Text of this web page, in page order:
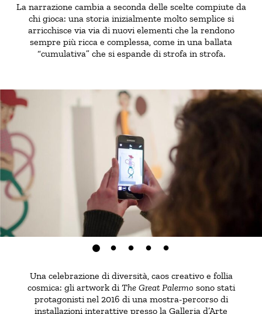
La narrazione cambia a seconda delle scelte compiute da
chi gioca: una storia inizialmente molto semplice si
arricchisce via via di nuovi elementi che la rendono
sempre più ricca e complessa, come in una ballata
“cumulativa” che si espande di strofa in strofa.
Una celebrazione di diversità, caos creativo e follia
cosmica: gli artwork di The Great Palermo sono stati
protagonisti nel 2016 di una mostra-percorso di
installazioni interattive presso la Galleria d’Arte